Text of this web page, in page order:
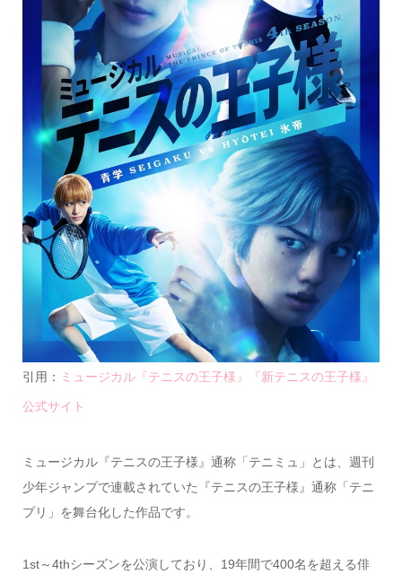
引用： ミュージカル『テニスの王子様』『新テニスの王子様』
公式サイト
ミュージカル『テニスの王子様』通称「テニミュ」とは、週刊
少年ジャンプで連載されていた『テニスの王子様』通称「テニ
プリ」を舞台化した作品です。
1st～4thシーズンを公演しており、19年間で400名を超える俳